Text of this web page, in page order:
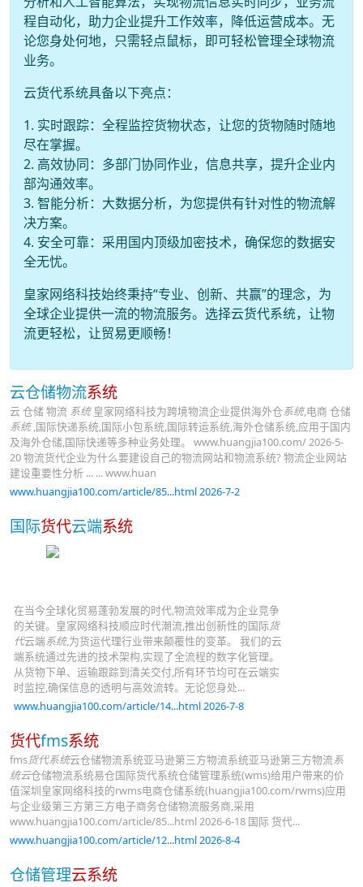
程自动化，助力企业提升工作效率，降低运营成本。无
论您身处何地，只需轻点鼠标，即可轻松管理全球物流
业务。
云货代系统具备以下亮点：
1. 实时跟踪：全程监控货物状态，让您的货物随时随地
尽在掌握。
2. 高效协同：多部门协同作业，信息共享，提升企业内
部沟通效率。
3. 智能分析：大数据分析，为您提供有针对性的物流解
决方案。
4. 安全可靠：采用国内顶级加密技术，确保您的数据安
全无忧。
皇家网络科技始终秉持“专业、创新、共赢”的理念，为
全球企业提供一流的物流服务。选择云货代系统，让物
流更轻松，让贸易更顺畅！
云仓储物流系统
云 仓储 物流 系统皇家网络科技为跨境物流企业提供海外仓系统,电商 仓储
系统,国际快递系统,国际小包系统,国际转运系统,海外仓储系统,应用于国内
及海外仓储,国际快递等多种业务处理。 www.huangjia100.com/ 2026-5-
20 物流货代企业为什么要建设自己的物流网站和物流系统? 物流企业网站
建设重要性分析 ... ... www.huan
www.huangjia100.com/article/85...html 2026-7-2
国际货代云端系统
在当今全球化贸易蓬勃发展的时代,物流效率成为企业竞争
的关键。皇家网络科技顺应时代潮流,推出创新性的国际 货
代云端系统,为货运代理行业带来颠覆性的变革。 我们的云
端系统通过先进的技术架构,实现了全流程的数字化管理。
从货物下单、运输跟踪到清关交付,所有环节均可在云端实
时监控,确保信息的透明与高效流转。无论您身处...
www.huangjia100.com/article/14...html 2026-7-8
货代fms系统
fms货代系统云仓储物流系统亚马逊第三方物流系统亚马逊第三方物流系
统云仓储物流系统易仓国际货代系统仓储管理系统(wms)给用户带来的价
值深圳皇家网络科技的rwms电商仓储系统(huangjia100.com/rwms)应用
与企业级第三方第三方电子商务仓储物流服务商,采用
www.huangjia100.com/article/85...html 2026-6-18 国际 货代...
www.huangjia100.com/article/12...html 2026-8-4
仓储管理云系统